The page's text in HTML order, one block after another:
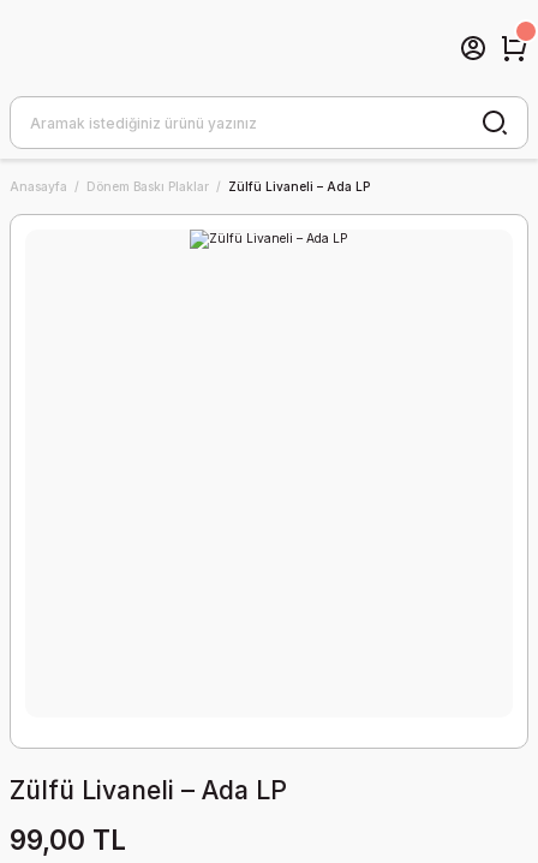
Anasayfa Dönem Baskı Plaklar Zülfü Livaneli – Ada LP
Zülfü Livaneli – Ada LP
99,00 TL